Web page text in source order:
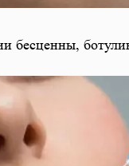
бесценны,